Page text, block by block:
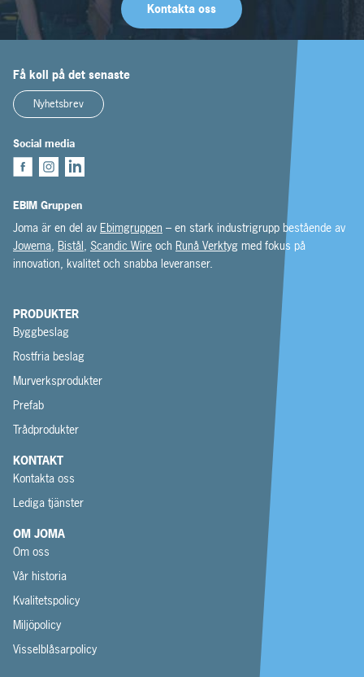
Kontakta oss
Få koll på det senaste
Nyhetsbrev
Social media
EBIM Gruppen
Joma är en del av Ebimgruppen – en stark industrigrupp bestående av
Jowema, Bistål, Scandic Wire och Runå Verktyg med fokus på
innovation, kvalitet och snabba leveranser.
PRODUKTER
Byggbeslag
Rostfria beslag
Murverksprodukter
Prefab
Trådprodukter
KONTAKT
Kontakta oss
Lediga tjänster
OM JOMA
Om oss
Vår historia
Kvalitetspolicy
Miljöpolicy
Visselblåsarpolicy